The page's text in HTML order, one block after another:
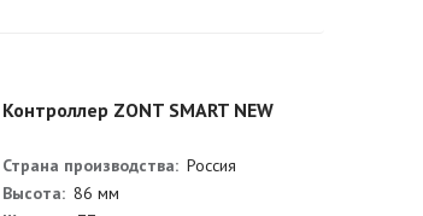
Контроллер ZONT SMART NEW
Страна производства: Россия
Высота: 86 мм